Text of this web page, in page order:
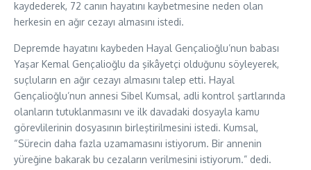
kaydederek, 72 canın hayatını kaybetmesine neden olan
herkesin en ağır cezayı almasını istedi.
Depremde hayatını kaybeden Hayal Gençalioğlu’nun babası
Yaşar Kemal Gençalioğlu da şikâyetçi olduğunu söyleyerek,
suçluların en ağır cezayı almasını talep etti. Hayal
Gençalioğlu’nun annesi Sibel Kumsal, adli kontrol şartlarında
olanların tutuklanmasını ve ilk davadaki dosyayla kamu
görevlilerinin dosyasının birleştirilmesini istedi. Kumsal,
“Sürecin daha fazla uzamamasını istiyorum. Bir annenin
yüreğine bakarak bu cezaların verilmesini istiyorum.” dedi.